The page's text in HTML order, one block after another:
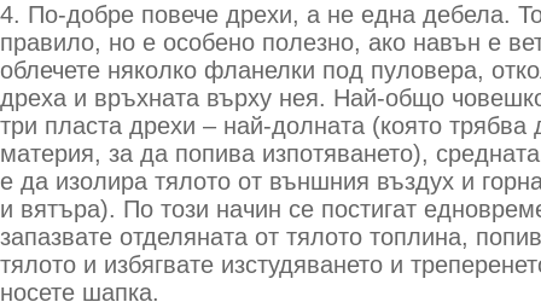
4. По-добре повече дрехи, а не една дебела.
правило, но е особено полезно, ако навън е
облечете няколко фланелки под пуловера,
дреха и връхната върху нея. Най-общо
три пласта дрехи – най-долната (която трябва
материя, за да попива изпотяването),
е да изолира тялото от външния въздух и
и вятъра). По този начин се постигат
запазвате отделяната от тялото топлина,
тялото и избягвате изстудяването и
носете шапка.